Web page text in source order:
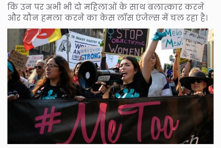
कि उन पर अभी भी दो महिलाओं के साथ बलात्कार करने
और यौन हमला करने का केस लॉस एंजेल्स में चल रहा है।